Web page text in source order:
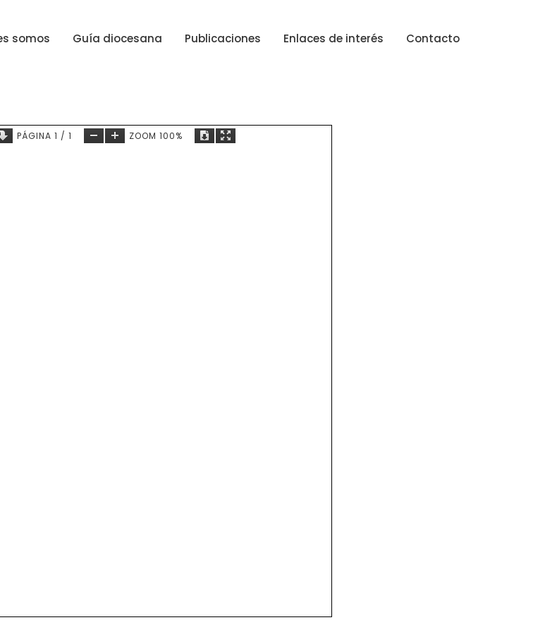
somos Guía diocesana Publicaciones Enlaces de interés Contacto
PÁGINA 1 / 1 ZOOM 100%